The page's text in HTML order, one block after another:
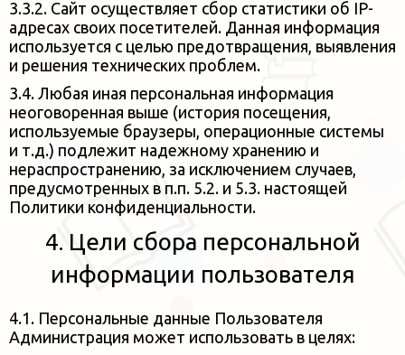
3.3.2. Сайт осуществляет сбор статистики об IP-
адресах своих посетителей. Данная информация
используется с целью предотвращения, выявления
и решения технических проблем.
3.4. Любая иная персональная информация
неоговоренная выше (история посещения,
используемые браузеры, операционные системы
и т.д.) подлежит надежному хранению и
нераспространению, за исключением случаев,
предусмотренных в п.п. 5.2. и 5.3. настоящей
Политики конфиденциальности.
4. Цели сбора персональной
информации пользователя
4.1. Персональные данные Пользователя
Администрация может использовать в целях: